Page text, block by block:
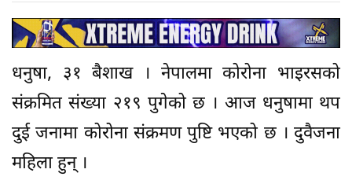
धनुषा, ३१ बैशाख । नेपालमा कोरोना भाइरसको
संक्रमित संख्या २१९ पुगेको छ । आज धनुषामा थप
दुई जनामा कोरोना संक्रमण पुष्टि भएको छ । दुवैजना
महिला हुन् ।